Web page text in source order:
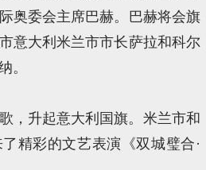
奥委会主席巴赫。巴赫将会旗
意大利米兰市市长萨拉和科尔
。
，升起意大利国旗。米兰市和
精彩的文艺表演《双城璧合·